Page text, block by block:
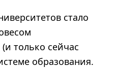
стало
только сейчас
образования.